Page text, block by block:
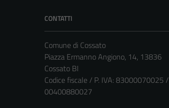
CONTATTI
Comune di Cossato
Piazza Ermanno Angiono, 14, 13836
Cossato BI
Codice fiscale / P. IVA: 83000070025 /
00400880027